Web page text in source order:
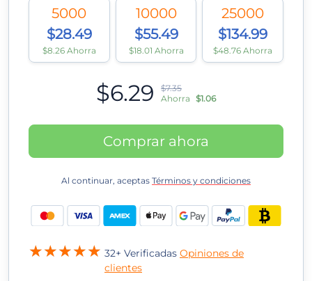
5000
$28.49
$8.26 Ahorra
10000
$55.49
$18.01 Ahorra
25000
$134.99
$48.76 Ahorra
$6.29
$7.35
Ahorra $1.06
Comprar ahora
Al continuar, aceptas Términos y condiciones
32+ Verificadas Opiniones de
clientes